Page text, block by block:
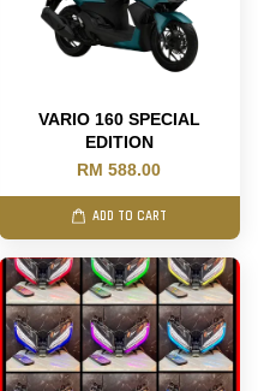
VARIO 160 SPECIAL
EDITION
RM 588.00
ADD TO CART